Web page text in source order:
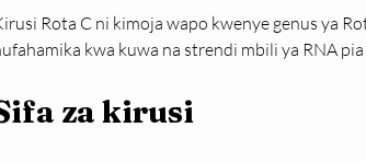
Rota C ni kimoja wapo kwenye genus ya
kwa kuwa na strendi mbili ya RNA
za kirusi